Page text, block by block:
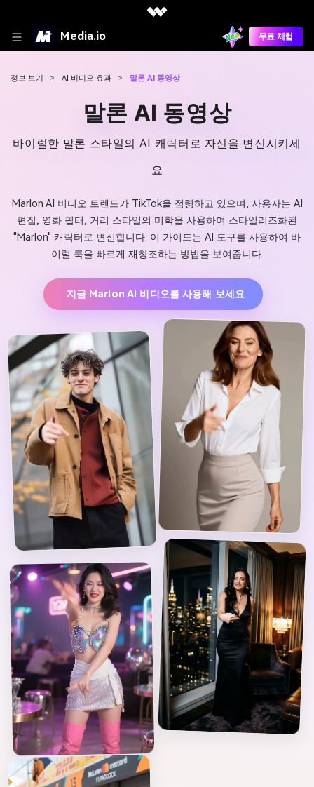
Media.io 무료 체험
정보 보기 > AI 비디오 효과 > 말론 AI 동영상
말론 AI 동영상
바이럴한 말론 스타일의 AI 캐릭터로 자신을 변신시키세
요
Marlon AI 비디오 트렌드가 TikTok을 점령하고 있으며, 사용자는 AI
편집, 영화 필터, 거리 스타일의 미학을 사용하여 스타일리즈화된
"Marlon" 캐릭터로 변신합니다. 이 가이드는 AI 도구를 사용하여 바
이럴 룩을 빠르게 재창조하는 방법을 보여줍니다.
지금 Marlon AI 비디오를 사용해 보세요